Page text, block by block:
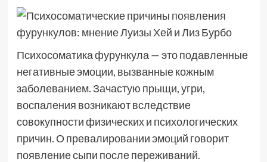
Психосоматика фурункула — это подавленные
негативные эмоции, вызванные кожным
заболеванием. Зачастую прыщи, угри,
воспаления возникают вследствие
совокупности физических и психологических
причин. О превалировании эмоций говорит
появление сыпи после переживаний.